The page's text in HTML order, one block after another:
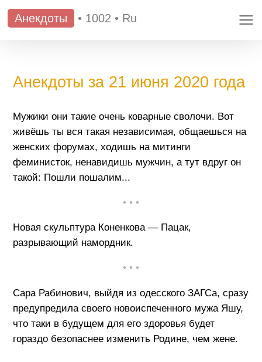
Анекдоты • 1002 • Ru
Анекдоты за 21 июня 2020 года
Мужики они такие очень коварные сволочи. Вот
живёшь ты вся такая независимая, общаешься на
женских форумах, ходишь на митинги
феминисток, ненавидишь мужчин, а тут вдруг он
такой: Пошли пошалим...
• • •
Новая скульптура Коненкова — Пацак,
разрывающий намордник.
• • •
Сара Рабинович, выйдя из одесского ЗАГСа, сразу
предупредила своего новоиспеченного мужа Яшу,
что таки в будущем для его здоровья будет
гораздо безопаснее изменить Родине, чем жене.